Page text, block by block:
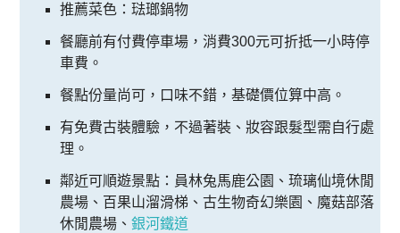
推薦菜色：琺瑯鍋物
餐廳前有付費停車場，消費300元可折抵一小時停
車費。
餐點份量尚可，口味不錯，基礎價位算中高。
有免費古裝體驗，不過著裝、妝容跟髮型需自行處
理。
鄰近可順遊景點：員林兔馬鹿公園、琉璃仙境休閒
農場、百果山溜滑梯、古生物奇幻樂園、魔菇部落
休閒農場、銀河鐵道